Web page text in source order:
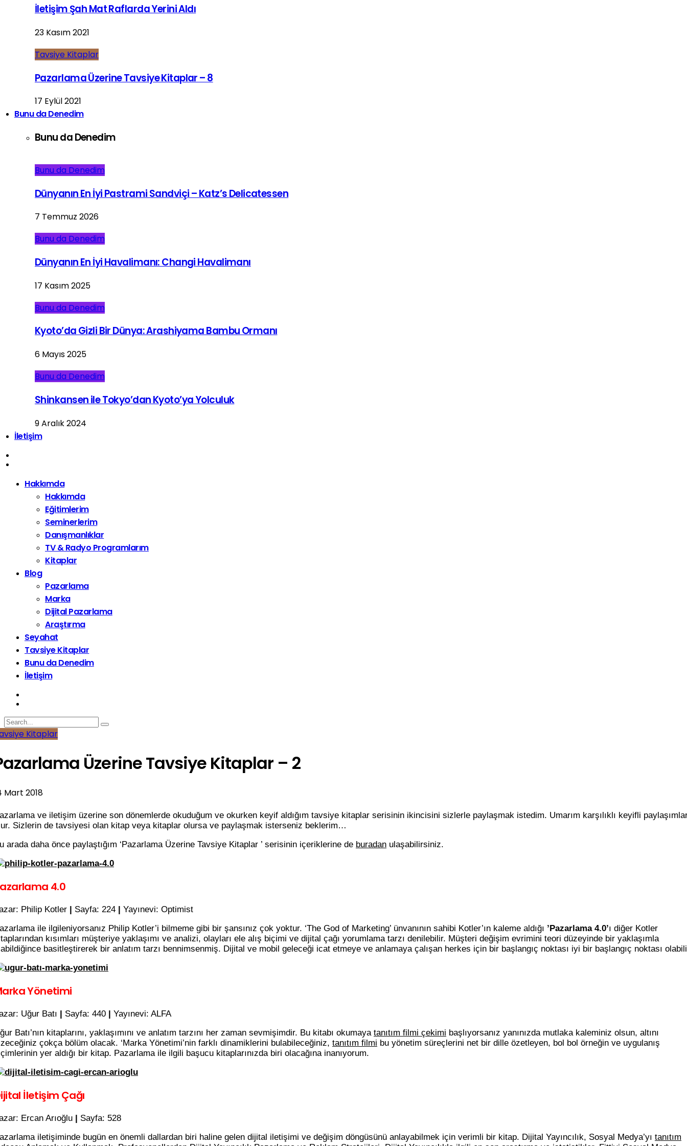
İletişim Şah Mat Raflarda Yerini Aldı
23 Kasım 2021
Tavsiye Kitaplar
Pazarlama Üzerine Tavsiye Kitaplar – 8
17 Eylül 2021
Bunu da Denedim
Bunu da Denedim
Bunu da Denedim
Dünyanın En İyi Pastrami Sandviçi – Katz’s Delicatessen
7 Temmuz 2026
Bunu da Denedim
Dünyanın En İyi Havalimanı: Changi Havalimanı
17 Kasım 2025
Bunu da Denedim
Kyoto’da Gizli Bir Dünya: Arashiyama Bambu Ormanı
6 Mayıs 2025
Bunu da Denedim
Shinkansen ile Tokyo’dan Kyoto’ya Yolculuk
9 Aralık 2024
İletişim
Hakkımda
Hakkımda
Eğitimlerim
Seminerlerim
Danışmanlıklar
TV & Radyo Programlarım
Kitaplar
Blog
Pazarlama
Marka
Dijital Pazarlama
Araştırma
Seyahat
Tavsiye Kitaplar
Bunu da Denedim
İletişim
Kitaplar
Üzerine Tavsiye Kitaplar – 2
Mart 2018
ve iletişim üzerine son dönemlerde okuduğum ve okurken keyif aldığım tavsiye kitaplar serisinin ikincisini sizlerle paylaşmak istedim. Umarım karşılıklı keyifli
Sizlerin de tavsiyesi olan kitap veya kitaplar olursa ve paylaşmak isterseniz beklerim…
arada daha önce paylaştığım ‘Pazarlama Üzerine Tavsiye Kitaplar ’ serisinin içeriklerine de buradan ulaşabilirsiniz.
4.0
Philip Kotler Sayfa: 224
Yayınevi: Optimist
ile ilgileniyorsanız Philip Kotler’i bilmeme gibi bir şansınız çok yoktur. ‘The God of Marketing’ ünvanının sahibi Kotler’ın kaleme aldığı ’Pazarlama 4.0’ı diğer Kotler
kısımları müşteriye yaklaşımı ve analizi, olayları ele alış biçimi ve dijital çağı yorumlama tarzı denilebilir. Müşteri değişim evrimini teori düzeyinde bir yaklaşımla
basitleştirerek bir anlatım tarzı bennimsenmiş. Dijital ve mobil geleceği icat etmeye ve anlamaya çalışan herkes için bir başlangıç noktası iyi bir başlangıç noktası
Yönetimi
Uğur Batı | Sayfa: 440 | Yayınevi: ALFA
Batı’nın kitaplarını, yaklaşımını ve anlatım tarzını her zaman sevmişimdir. Bu kitabı okumaya tanıtım filmi çekimi başlıyorsanız yanınızda mutlaka kaleminiz olsun, altını
çokça bölüm olacak. ‘Marka Yönetimi’nin farklı dinamiklerini bulabileceğiniz, tanıtım filmi bu yönetim süreçlerini net bir dille özetleyen, bol bol örneğin ve uygulanış
yer aldığı bir kitap. Pazarlama ile ilgili başucu kitaplarınızda biri olacağına inanıyorum.
İletişim Çağı
Ercan Arıoğlu | Sayfa: 528
iletişiminde bugün en önemli dallardan biri haline gelen dijital iletişimi ve değişim döngüsünü anlayabilmek için verimli bir kitap. Dijital Yayıncılık, Sosyal Medya’yı tanıtım